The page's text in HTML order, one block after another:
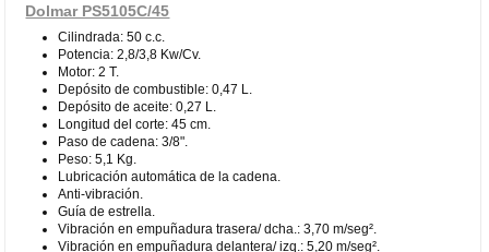
Dolmar PS5105C/45
Cilindrada: 50 c.c.
Potencia: 2,8/3,8 Kw/Cv.
Motor: 2 T.
Depósito de combustible: 0,47 L.
Depósito de aceite: 0,27 L.
Longitud del corte: 45 cm.
Paso de cadena: 3/8".
Peso: 5,1 Kg.
Lubricación automática de la cadena.
Anti-vibración.
Guía de estrella.
Vibración en empuñadura trasera/ dcha.: 3,70 m/seg².
Vibración en empuñadura delantera/ izq.: 5,20 m/seg².